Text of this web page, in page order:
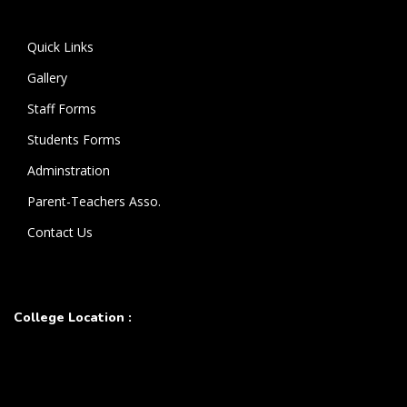
Quick Links
Gallery
Staff Forms
Students Forms
Adminstration
Parent-Teachers Asso.
Contact Us
College Location :